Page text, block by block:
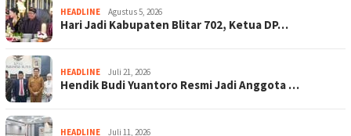
HEADLINE Agustus 5, 2026
Hari Jadi Kabupaten Blitar 702, Ketua DP…
HEADLINE Juli 21, 2026
Hendik Budi Yuantoro Resmi Jadi Anggota …
HEADLINE Juli 11, 2026